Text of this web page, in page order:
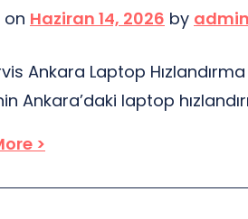
on Haziran 14, 2026 by admin
Ankara Laptop
Ankara’daki laptop
için önemli bir fırsat
vazgeçilmez
>